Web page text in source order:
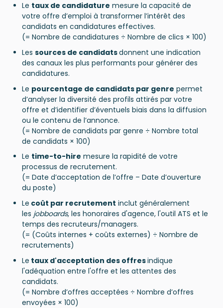
Le taux de candidature mesure la capacité de
votre offre d’emploi à transformer l’intérêt des
candidats en candidatures effectives.
(= Nombre de candidatures ÷ Nombre de clics × 100)
Les sources de candidatsdonnent une indication
des canaux les plus performants pour générer des
candidatures.
Le pourcentage de candidats par genre permet
d’analyser la diversité des profils attirés par votre
offre et d’identifier d’éventuels biais dans la diffusion
ou le contenu de l’annonce.
(= Nombre de candidats par genre ÷ Nombre total
de candidats × 100)
Le time-to-hire mesure la rapidité de votre
processus de recrutement.
(= Date d’acceptation de l’offre – Date d’ouverture
du poste)
Le coût par recrutement inclut généralement
les jobboards, les honoraires d'agence, l'outil ATS et le
temps des recruteurs/managers.
(= (Coûts internes + coûts externes) ÷ Nombre de
recrutements)
Le taux d'acceptation des offresindique
l'adéquation entre l'offre et les attentes des
candidats.
(= Nombre d’offres acceptées ÷ Nombre d’offres
envoyées × 100)